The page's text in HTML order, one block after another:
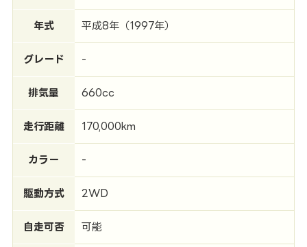
年式 平成8年（1997年）
グレード -
排気量 660cc
走行距離 170,000km
カラー -
駆動方式 2WD
自走可否 可能